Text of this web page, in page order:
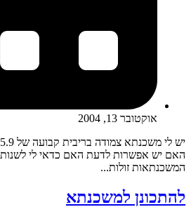
אוקטובר 13, 2004
האם יש אפשרות לדעת האם כדאי לי
המשכנתאות זולות...
להתכונן למשכנתא